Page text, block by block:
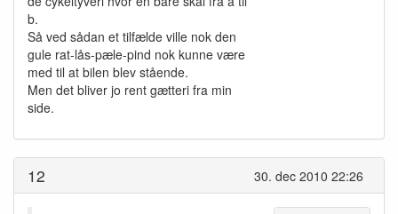
b.
Så ved sådan et tilfælde ville nok den
gule rat-lås-pæle-pind nok kunne være
med til at bilen blev stående.
Men det bliver jo rent gætteri fra min
side.
30. dec 2010 22:26
12